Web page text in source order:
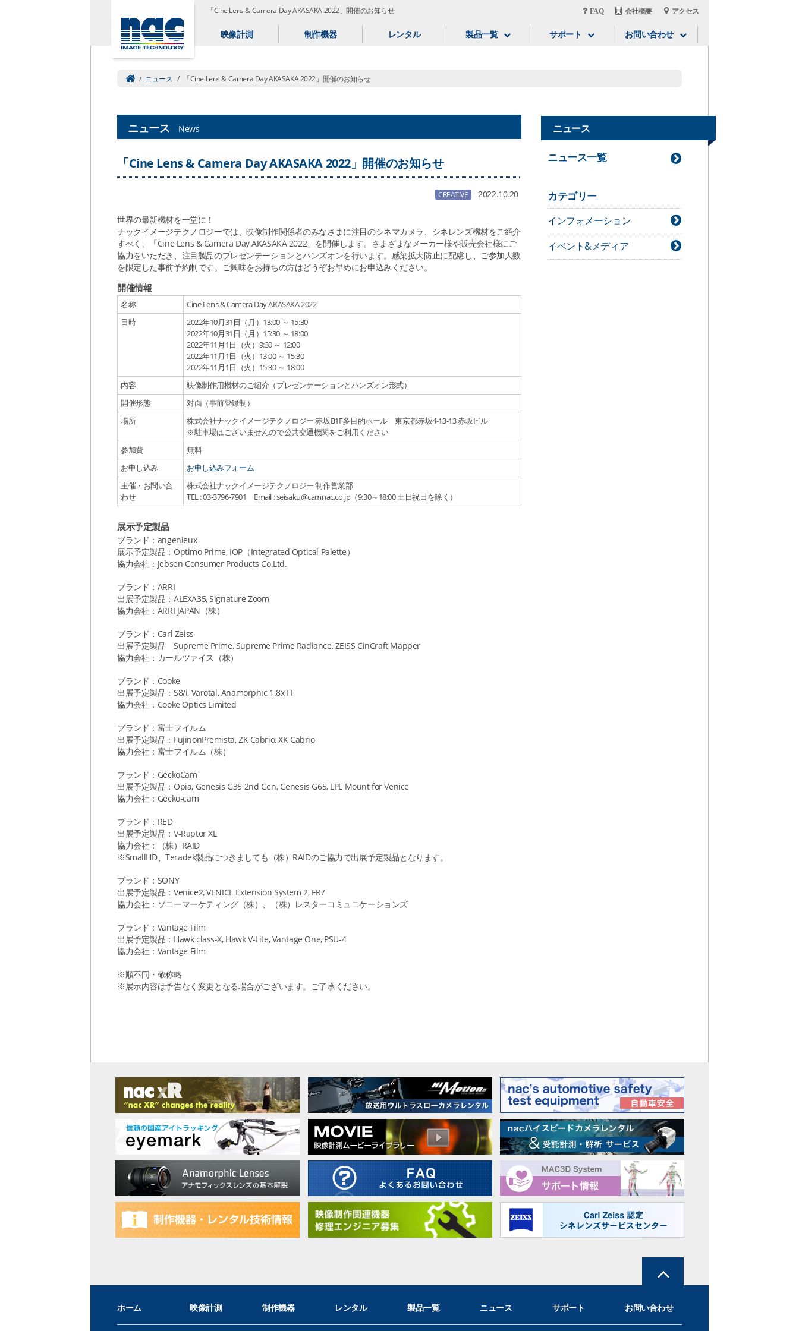
「Cine Lens & Camera Day AKASAKA 2022」開催のお知らせ FAQ 会社概要 アクセス
映像計測 制作機器 レンタル 製品一覧 サポート お問い合わせ
ニュース
/ ニュース / 「Cine Lens & Camera Day AKASAKA 2022」開催のお知らせ
ニュース News
「Cine Lens & Camera Day AKASAKA 2022」開催のお知らせ
CREATIVE 2022.10.20
世界の最新機材を一堂に！
ナックイメージテクノロジーでは、映像制作関係者のみなさまに注目のシネマカメラ、シネレンズ機材をご紹介
すべく、「Cine Lens & Camera Day AKASAKA 2022」を開催します。さまざまなメーカー様や販売会社様にご
協力をいただき、注目製品のプレゼンテーションとハンズオンを行います。感染拡大防止に配慮し、ご参加人数
を限定した事前予約制です。ご興味をお持ちの方はどうぞお早めにお申込みください。
開催情報
名称
Cine Lens & Camera Day AKASAKA 2022
日時
2022年10月31日（月）13:00 ～ 15:30
2022年10月31日（月）15:30 ～ 18:00
2022年11月1日（火）9:30 ～ 12:00
2022年11月1日（火）13:00 ～ 15:30
2022年11月1日（火）15:30 ～ 18:00
内容
映像制作用機材のご紹介（プレゼンテーションとハンズオン形式）
開催形態
対面（事前登録制）
場所
株式会社ナックイメージテクノロジー 赤坂B1F多目的ホール 東京都赤坂4-13-13 赤坂ビル
※駐車場はございませんので公共交通機関をご利用ください
参加費
無料
お申し込み
お申し込みフォーム
主催・お問い合
わせ
株式会社ナックイメージテクノロジー 制作営業部
TEL : 03-3796-7901 Email : seisaku@camnac.co.jp（9:30～18:00 土日祝日を除く）
展示予定製品
ブランド：angenieux
展示予定製品：Optimo Prime, IOP（Integrated Optical Palette）
協力会社：Jebsen Consumer Products Co.Ltd.
ブランド：ARRI
出展予定製品：ALEXA35, Signature Zoom
協力会社：ARRI JAPAN（株）
ブランド：Carl Zeiss
出展予定製品 Supreme Prime, Supreme Prime Radiance, ZEISS CinCraft Mapper
協力会社：カールツァイス（株）
ブランド：Cooke
出展予定製品：S8/i, Varotal, Anamorphic 1.8x FF
協力会社：Cooke Optics Limited
ブランド：富士フイルム
出展予定製品：FujinonPremista, ZK Cabrio, XK Cabrio
協力会社：富士フイルム（株）
ブランド：GeckoCam
出展予定製品：Opia, Genesis G35 2nd Gen, Genesis G65, LPL Mount for Venice
協力会社：Gecko-cam
ブランド：RED
出展予定製品：V-Raptor XL
協力会社：（株）RAID
※SmallHD、Teradek製品につきましても（株）RAIDのご協力で出展予定製品となります。
ブランド：SONY
出展予定製品：Venice2, VENICE Extension System 2, FR7
協力会社：ソニーマーケティング（株）、（株）レスターコミュニケーションズ
ブランド：Vantage Film
出展予定製品：Hawk class-X, Hawk V-Lite, Vantage One, PSU-4
協力会社：Vantage Film
※順不同・敬称略
※展示内容は予告なく変更となる場合がございます。ご了承ください。
ニュース一覧
カテゴリー
インフォメーション
イベント&メディア
ホーム 映像計測 制作機器 レンタル 製品一覧 ニュース サポート お問い合わせ